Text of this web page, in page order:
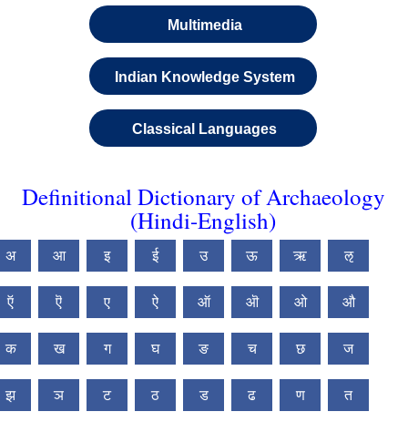
Multimedia
Indian Knowledge System
Classical Languages
Definitional Dictionary of Archaeology
(Hindi-English)
अ आ इ ई उ ऊ ऋ ऌ
ऍ ऎ ए ऐ ऑ ऒ ओ औ
क ख ग घ ङ च छ ज
झ ञ ट ठ ड ढ ण त